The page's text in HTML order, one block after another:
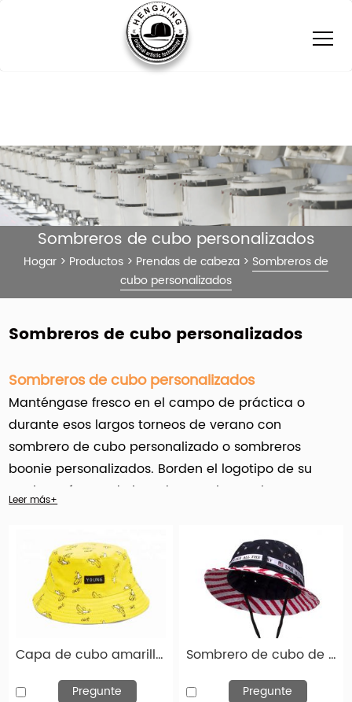
Sombreros de cubo personalizados
Hogar > Productos > Prendas de cabeza > Sombreros de
cubo personalizados
Sombreros de cubo personalizados
Sombreros de cubo personalizados
Manténgase fresco en el campo de práctica o
durante esos largos torneos de verano con
sombrero de cubo personalizado o sombreros
boonie personalizados. Borden el logotipo de su
equipo, número de jugador, nombre en la parte
encuentran piezas de sombreros lo suficientemente
cómodas como para usar todo el día en el verano,
sino que constituyen una de las mejores piezas de
ropa posibles a las que podría esperar agregar su
logotipo personalizado.
Hengxing Caps Factory (
servicio personalizado para sombreros de cubos
Leer más+
Capa de cubo amarillo de algodón amarillo personalizado con sombrero de banana con un parche
Pregunte
Sombrero de cubo de bandera americana con cadena Custom USA Boonie Bucket Hat
Pregunte